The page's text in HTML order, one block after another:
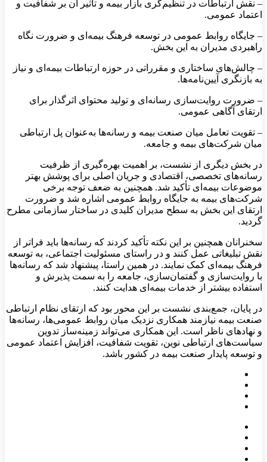
– نقش ارتباطات در تنظیم‌گری بازار بیمه و تأثیر آن بر شفافیت و
اعتماد عمومی.
– جایگاه روابط عمومی در توسعه فرهنگ بیمه‌ای و ضرورت نگاه
راهبردی مدیران به این بخش.
– چالش‌های ساختاری و مقرراتی در حوزه ارتباطات بیمه‌ای و نیاز
به بازنگری آیین‌نامه‌ها.
– ضرورت روایت‌سازی رسانه‌ای و تولید محتوای اثرگذار برای
ارتقای آگاهی عمومی.
– تقویت تعامل میان صنعت بیمه و رسانه‌ها به‌عنوان پل ارتباطی
میان شرکت‌های بیمه و جامعه.
در بخش دیگری از نشست، بر اهمیت بهره‌گیری از ظرفیت
رسانه‌های تخصصی، اقتصادی و جریان اصلی برای پوشش بهتر
موضوعات بیمه‌ای تأکید شد. همچنین به ضعف توجه برخی
شرکت‌های بیمه به جایگاه روابط عمومی اشاره شد و ضرورت
ارتقای این بخش به سطح مدیران کلیدی در ساختار سازمانی مطرح
گردید.
سخنرانان همچنین بر این نکته تأکید کردند که رسانه‌ها باید فراتر از
نقش تبلیغاتی عمل کنند و در راستای مسئولیت اجتماعی، به توسعه
فرهنگ بیمه‌ای کمک نمایند. در همین راستا، پیشنهاد شد که رسانه‌ها
با روایت‌سازی و گفتمان‌سازی، جامعه را به سمت پذیرش و
استفاده بیشتر از خدمات بیمه‌ای هدایت کنند.
در پایان، جمع‌بندی نشست بر این محور بود که ارتقای نظام ارتباطی
صنعت بیمه نیازمند همکاری نزدیک میان روابط عمومی‌ها، رسانه‌ها
و نهادهای ناظر است. این همکاری می‌تواند زمینه‌ساز تدوین
سیاست‌های ارتباطی نوین، تقویت شفافیت، افزایش اعتماد عمومی
و توسعه پایدار صنعت بیمه در کشور باشد.